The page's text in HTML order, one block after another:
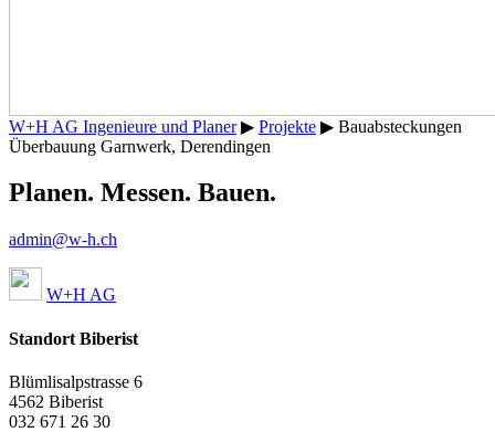
W+H AG Ingenieure und Planer▶ Projekte ▶ Bauabsteckungen
Überbauung Garnwerk, Derendingen
Planen. Messen. Bauen.
admin@w-h.ch
W+H AG
Standort Biberist
Blümlisalpstrasse 6
4562 Biberist
032 671 26 30